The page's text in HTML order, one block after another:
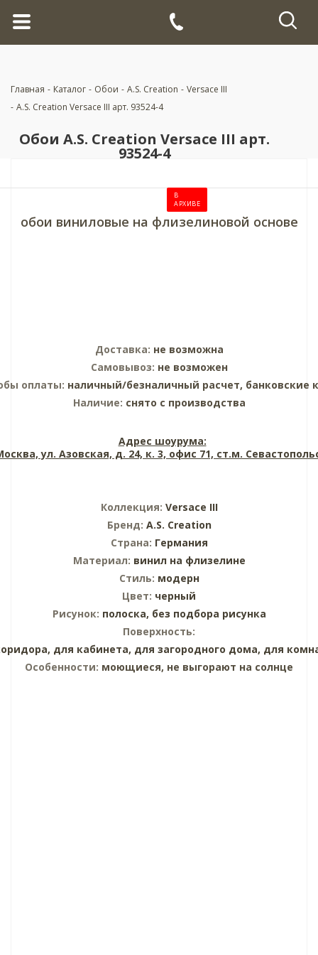
Главная - Каталог - Обои - A.S. Creation - Versace III
- A.S. Creation Versace III арт. 93524-4
Обои A.S. Creation Versace III арт.
93524-4
В
АРХИВЕ
обои виниловые на флизелиновой основе
Доставка: не возможна
Самовывоз: не возможен
оплаты: наличный/безналичный расчет, банковские
Наличие: снято с производства
Адрес шоурума:
ул. Азовская, д. 24, к. 3, офис 71, ст.м.
Коллекция: Versace III
Бренд: A.S. Creation
Страна: Германия
Материал: винил на флизелине
Стиль: модерн
Цвет: черный
Рисунок: полоска, без подбора рисунка
Поверхность:
для кабинета, для загородного дома, для
Особенности: моющиеся, не выгорают на солнце